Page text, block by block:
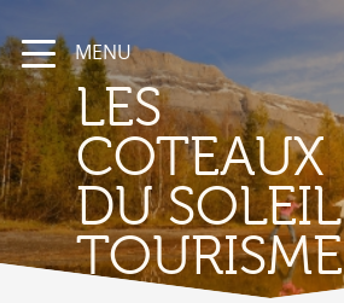
MENU
LES
COTEAUX
DU SOLEIL
TOURISME